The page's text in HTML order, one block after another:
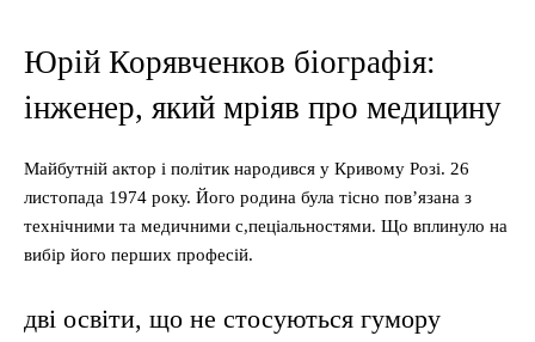
Юрій Корявченков біографія:
інженер, який мріяв про медицину
Майбутній актор і політик народився у Кривому Розі. 26
листопада 1974 року. Його родина була тісно пов’язана з
технічними та медичними с,пеціальностями. Що вплинуло на
вибір його перших професій.
дві освіти, що не стосуються гумору